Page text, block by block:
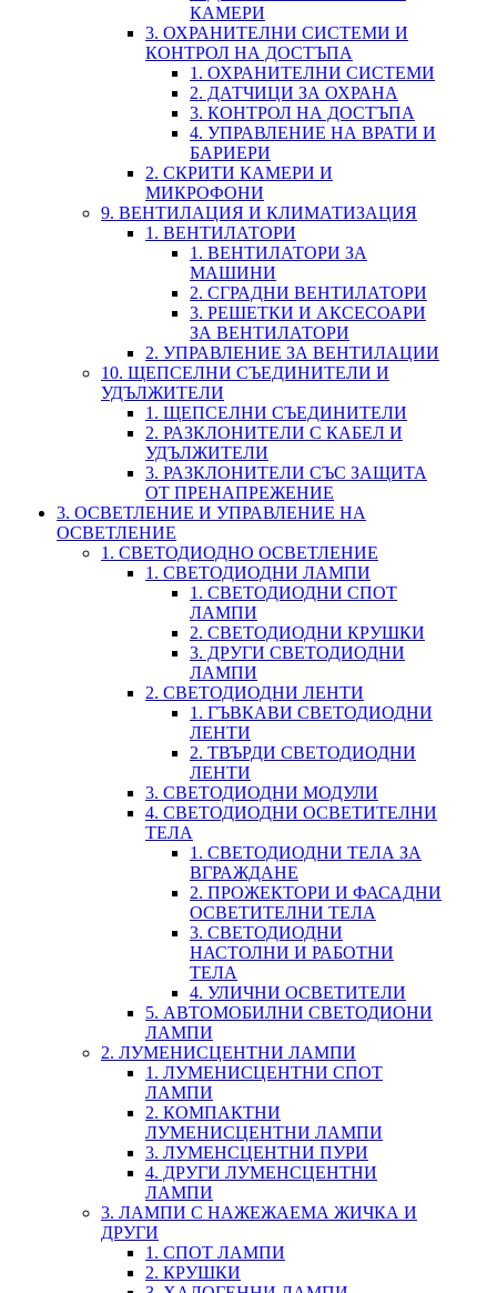
КАМЕРИ
3. ОХРАНИТЕЛНИ СИСТЕМИ И
КОНТРОЛ НА ДОСТЪПА
1. ОХРАНИТЕЛНИ СИСТЕМИ
2. ДАТЧИЦИ ЗА ОХРАНА
3. КОНТРОЛ НА ДОСТЪПА
4. УПРАВЛЕНИЕ НА ВРАТИ И
БАРИЕРИ
2. СКРИТИ КАМЕРИ И
МИКРОФОНИ
9. ВЕНТИЛАЦИЯ И КЛИМАТИЗАЦИЯ
1. ВЕНТИЛАТОРИ
1. ВЕНТИЛАТОРИ ЗА
МАШИНИ
2. СГРАДНИ ВЕНТИЛАТОРИ
3. РЕШЕТКИ И АКСЕСОАРИ
ЗА ВЕНТИЛАТОРИ
2. УПРАВЛЕНИЕ ЗА ВЕНТИЛАЦИИ
10. ЩЕПСЕЛНИ СЪЕДИНИТЕЛИ И
УДЪЛЖИТЕЛИ
1. ЩЕПСЕЛНИ СЪЕДИНИТЕЛИ
2. РАЗКЛОНИТЕЛИ С КАБЕЛ И
УДЪЛЖИТЕЛИ
3. РАЗКЛОНИТЕЛИ СЪС ЗАЩИТА
ОТ ПРЕНАПРЕЖЕНИЕ
3. ОСВЕТЛЕНИЕ И УПРАВЛЕНИЕ НА
ОСВЕТЛЕНИЕ
1. СВЕТОДИОДНО ОСВЕТЛЕНИЕ
1. СВЕТОДИОДНИ ЛАМПИ
1. СВЕТОДИОДНИ СПОТ
ЛАМПИ
2. СВЕТОДИОДНИ КРУШКИ
3. ДРУГИ СВЕТОДИОДНИ
ЛАМПИ
2. СВЕТОДИОДНИ ЛЕНТИ
1. ГЪВКАВИ СВЕТОДИОДНИ
ЛЕНТИ
2. ТВЪРДИ СВЕТОДИОДНИ
ЛЕНТИ
3. СВЕТОДИОДНИ МОДУЛИ
4. СВЕТОДИОДНИ ОСВЕТИТЕЛНИ
ТЕЛА
1. СВЕТОДИОДНИ ТЕЛА ЗА
ВГРАЖДАНЕ
2. ПРОЖЕКТОРИ И ФАСАДНИ
ОСВЕТИТЕЛНИ ТЕЛА
3. СВЕТОДИОДНИ
НАСТОЛНИ И РАБОТНИ
ТЕЛА
4. УЛИЧНИ ОСВЕТИТЕЛИ
5. АВТОМОБИЛНИ СВЕТОДИОНИ
ЛАМПИ
2. ЛУМЕНИСЦЕНТНИ ЛАМПИ
1. ЛУМЕНИСЦЕНТНИ СПОТ
ЛАМПИ
2. КОМПАКТНИ
ЛУМЕНИСЦЕНТНИ ЛАМПИ
3. ЛУМЕНСЦЕНТНИ ПУРИ
4. ДРУГИ ЛУМЕНСЦЕНТНИ
ЛАМПИ
3. ЛАМПИ С НАЖЕЖАЕМА ЖИЧКА И
ДРУГИ
1. СПОТ ЛАМПИ
2. КРУШКИ